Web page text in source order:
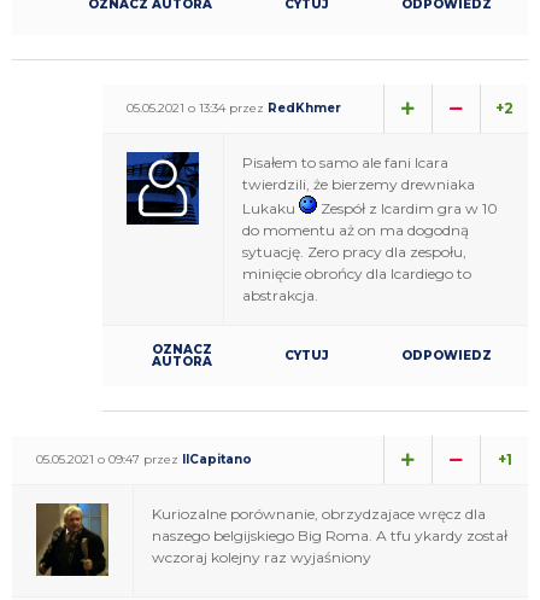
OZNACZ AUTORA CYTUJ ODPOWIEDZ
05.05.2021 o 13:34 przez RedKhmer +2
Pisałem to samo ale fani Icara
twierdzili, że bierzemy drewniaka
Lukaku
Zespół z Icardim gra w 10
do momentu aż on ma dogodną
sytuację. Zero pracy dla zespołu,
minięcie obrońcy dla Icardiego to
abstrakcja.
OZNACZ
AUTORA CYTUJ ODPOWIEDZ
05.05.2021 o 09:47 przez IlCapitano +1
Kuriozalne porównanie, obrzydzajace wręcz dla
naszego belgijskiego Big Roma. A tfu ykardy został
wczoraj kolejny raz wyjaśniony